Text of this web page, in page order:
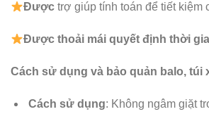
Đượctrợ giúp tính toán để tiết kiệm
Đượcthoải mái quyết định thời
Cách sử dụng và bảo quản balo, túi
Cách sử dụng: Không ngâm giặt